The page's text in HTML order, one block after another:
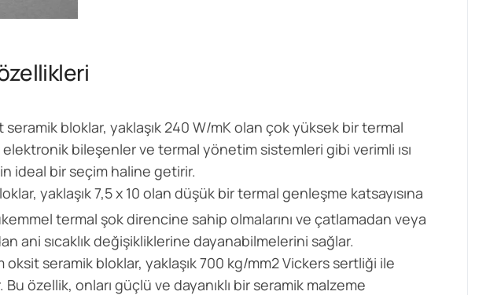
seramik bloklar, yaklaşık 240 W/mK olan çok yüksek bir termal
bileşenler ve termal yönetim sistemleri gibi verimli ısı
ideal bir seçim haline getirir.
yaklaşık 7,5 x 10 olan düşük bir termal genleşme katsayısına
termal şok direncine sahip olmalarını ve çatlamadan veya
ani sıcaklık değişikliklerine dayanabilmelerini sağlar.
oksit seramik bloklar, yaklaşık 700 kg/mm2 Vickers sertliği ile
özellik, onları güçlü ve dayanıklı bir seramik malzeme